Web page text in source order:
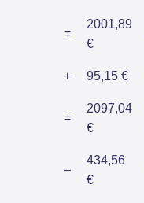
=
2001,89
€
+ 95,15 €
=
2097,04
€
–
434,56
€